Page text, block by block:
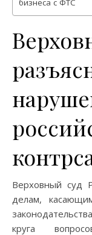
бизнеса с ФТС
Верховный суд РФ (ВС) подготовил разъяснения по
делам,
круга